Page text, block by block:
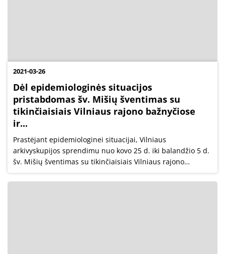
2021-03-26
Dėl epidemiologinės situacijos
pristabdomas šv. Mišių šventimas su
tikinčiaisiais Vilniaus rajono bažnyčiose
ir...
Prastėjant epidemiologinei situacijai, Vilniaus
arkivyskupijos sprendimu nuo kovo 25 d. iki balandžio 5 d.
šv. Mišių šventimas su tikinčiaisiais Vilniaus rajono
bažnyčiose ir koplyčiose yra pristabdomas.